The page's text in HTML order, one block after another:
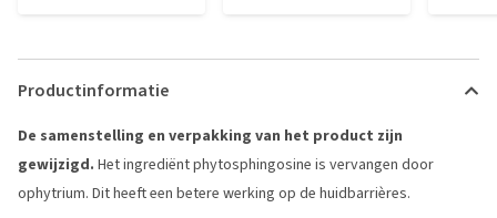
Productinformatie
De samenstelling en verpakking van het product zijn
gewijzigd. Het ingrediënt phytosphingosine is vervangen door
ophytrium. Dit heeft een betere werking op de huidbarrières.